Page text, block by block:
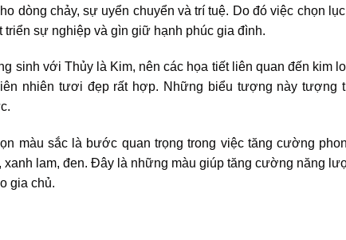
dòng chảy, sự uyển chuyển và trí tuệ. Do đó việc chọn
triển sự nghiệp và gìn giữ hạnh phúc gia đình.
sinh với Thủy là Kim, nên các họa tiết liên quan đến kim
nhiên tươi đẹp rất hợp. Những biểu tượng này tượng
màu sắc là bước quan trọng trong việc tăng cường
lam, đen. Đây là những màu giúp tăng cường năng
gia chủ.